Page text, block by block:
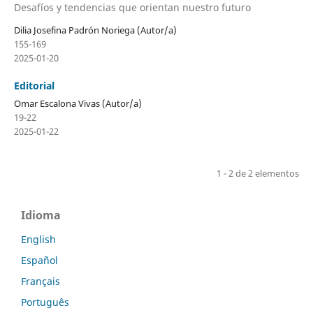
Desafíos y tendencias que orientan nuestro futuro
Dilia Josefina Padrón Noriega (Autor/a)
155-169
2025-01-20
Editorial
Omar Escalona Vivas (Autor/a)
19-22
2025-01-22
1 - 2 de 2 elementos
Idioma
English
Español
Français
Português